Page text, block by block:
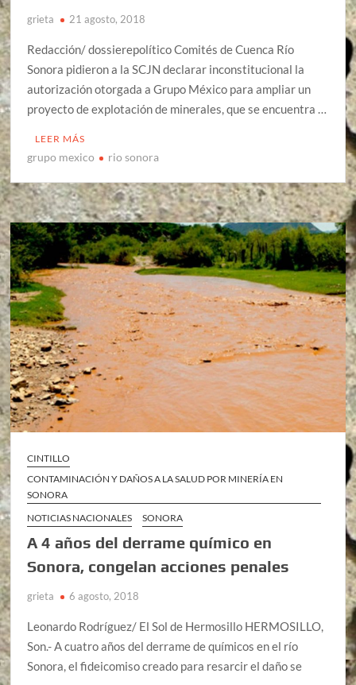
grieta 21 agosto, 2018
Redacción/ dossierepolítico Comités de Cuenca Río
Sonora pidieron a la SCJN declarar inconstitucional la
autorización otorgada a Grupo México para ampliar un
proyecto de explotación de minerales, que se encuentra …
LEER MÁS
grupo mexico rio sonora
CINTILLO
CONTAMINACIÓN Y DAÑOS A LA SALUD POR MINERÍA EN
SONORA
NOTICIAS NACIONALES
SONORA
A 4 años del derrame químico en
Sonora, congelan acciones penales
grieta 6 agosto, 2018
Leonardo Rodríguez/ El Sol de Hermosillo HERMOSILLO,
Son.- A cuatro años del derrame de químicos en el río
Sonora, el fideicomiso creado para resarcir el daño se